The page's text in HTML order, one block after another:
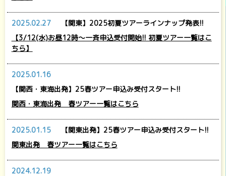
2025.02.27
【関東】2025初夏ツアーラインナップ発表!!
【3/12(水)お昼12時～一斉申込受付開始!! 初夏ツアー一覧はこ
ちら】
2025.01.16
【関西・東海出発】25春ツアー申込み受付スタート!!
関西・東海出発 春ツアー一覧はこちら
2025.01.15
【関東出発】25春ツアー申込み受付スタート!!
関東出発 春ツアー一覧はこちら
2024.12.19